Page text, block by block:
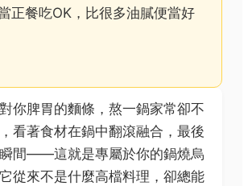
正餐吃OK，比很多油膩便當好
你脾胃的麵條，熬一鍋家常卻不
看著食材在鍋中翻滾融合，最後
間——這就是專屬於你的鍋燒烏
從來不是什麼高檔料理，卻總能